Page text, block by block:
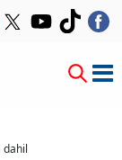
dahil